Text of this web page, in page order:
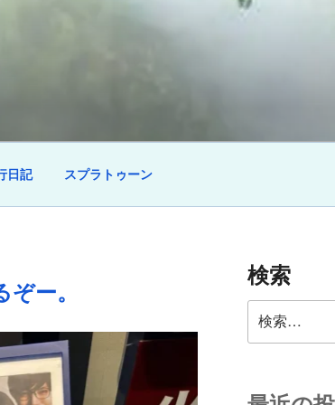
日記 スプラトゥーン
ー。
検索
索: